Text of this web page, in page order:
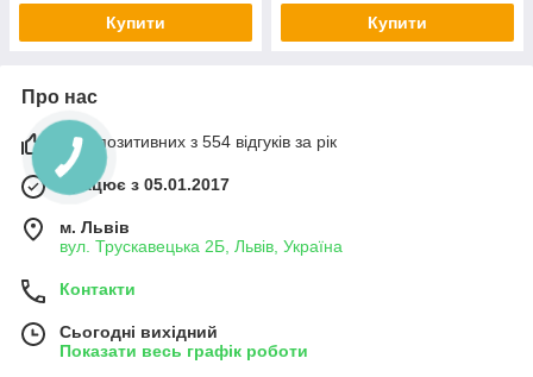
Купити Купити
Про нас
99% позитивних з 554 відгуків за рік
Працює з 05.01.2017
м. Львів
вул. Трускавецька 2Б, Львів, Україна
Контакти
Сьогодні вихідний
Показати весь графік роботи